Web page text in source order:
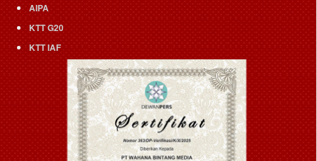
AIPA
KTT G20
KTT IAF